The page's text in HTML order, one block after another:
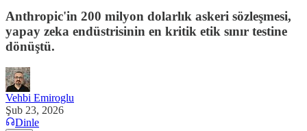
Anthropic'in 200 milyon dolarlık askeri sözleşmesi,
yapay zeka endüstrisinin en kritik etik sınır testine
dönüştü.
Vehbi Emiroglu
Şub 23, 2026
Dinle